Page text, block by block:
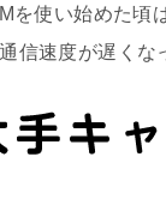
を使い始めた頃
信速度が遅くな